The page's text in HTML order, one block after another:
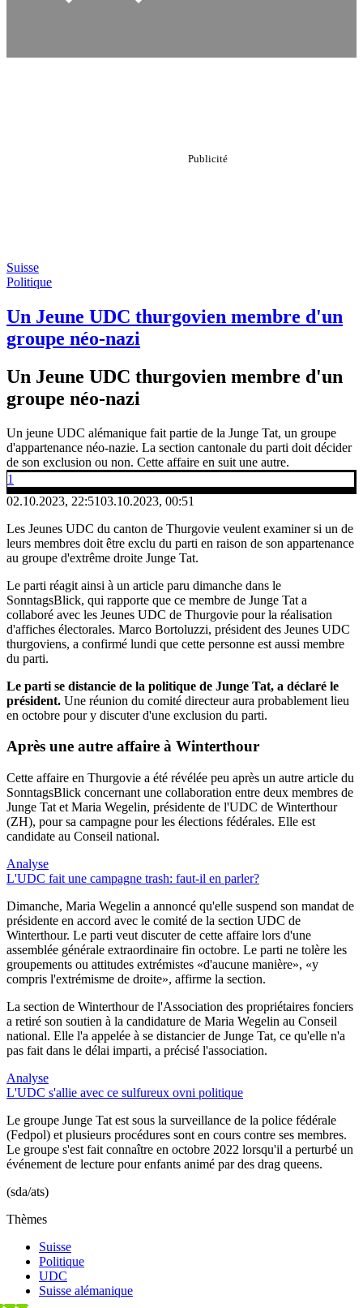
Suisse
Politique
Un Jeune UDC thurgovien membre d'un
groupe néo-nazi
Un Jeune UDC thurgovien membre d'un
groupe néo-nazi
Un jeune UDC alémanique fait partie de la Junge Tat, un groupe
d'appartenance néo-nazie. La section cantonale du parti doit décider
de son exclusion ou non. Cette affaire en suit une autre.
1
02.10.2023, 22:5103.10.2023, 00:51
Les Jeunes UDC du canton de Thurgovie veulent examiner si un de
leurs membres doit être exclu du parti en raison de son appartenance
au groupe d'extrême droite Junge Tat.
Le parti réagit ainsi à un article paru dimanche dans le
SonntagsBlick, qui rapporte que ce membre de Junge Tat a
collaboré avec les Jeunes UDC de Thurgovie pour la réalisation
d'affiches électorales. Marco Bortoluzzi, président des Jeunes UDC
thurgoviens, a confirmé lundi que cette personne est aussi membre
du parti.
Le parti se distancie de la politique de Junge Tat, a déclaré le
président. Une réunion du comité directeur aura probablement lieu
en octobre pour y discuter d'une exclusion du parti.
Après une autre affaire à Winterthour
Cette affaire en Thurgovie a été révélée peu après un autre article du
SonntagsBlick concernant une collaboration entre deux membres de
Junge Tat et Maria Wegelin, présidente de l'UDC de Winterthour
(ZH), pour sa campagne pour les élections fédérales. Elle est
candidate au Conseil national.
Analyse
L'UDC fait une campagne trash: faut-il en parler?
Dimanche, Maria Wegelin a annoncé qu'elle suspend son mandat de
présidente en accord avec le comité de la section UDC de
Winterthour. Le parti veut discuter de cette affaire lors d'une
assemblée générale extraordinaire fin octobre. Le parti ne tolère les
groupements ou attitudes extrémistes «d'aucune manière», «y
compris l'extrémisme de droite», affirme la section.
La section de Winterthour de l'Association des propriétaires fonciers
a retiré son soutien à la candidature de Maria Wegelin au Conseil
national. Elle l'a appelée à se distancier de Junge Tat, ce qu'elle n'a
pas fait dans le délai imparti, a précisé l'association.
Analyse
L'UDC s'allie avec ce sulfureux ovni politique
Le groupe Junge Tat est sous la surveillance de la police fédérale
(Fedpol) et plusieurs procédures sont en cours contre ses membres.
Le groupe s'est fait connaître en octobre 2022 lorsqu'il a perturbé un
événement de lecture pour enfants animé par des drag queens.
(sda/ats)
Thèmes
Suisse
Politique
UDC
Suisse alémanique